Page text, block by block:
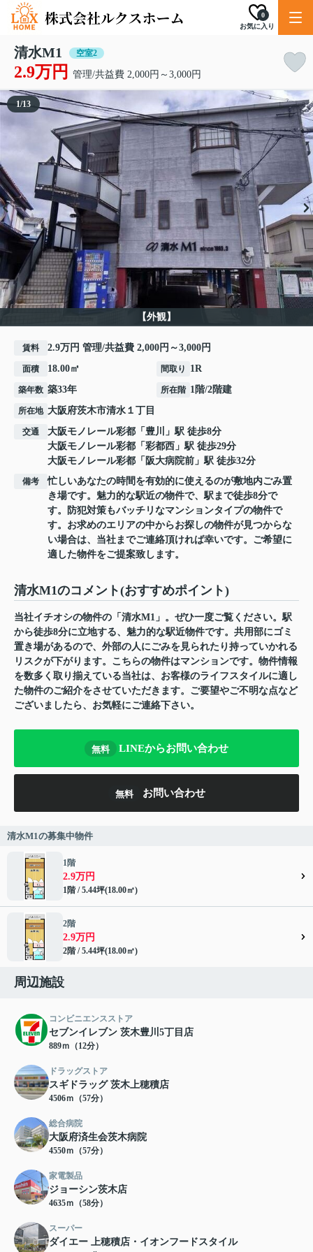
お気に入り
0
清水M1 空室2
2.9万円 管理/共益費 2,000円～3,000円
【外観】
1/13
賃料 2.9万円 管理/共益費 2,000円～3,000円
面積 18.00㎡ 間取り 1R
築年数 築33年 所在階 1階/2階建
所在地 大阪府茨木市清水 １丁目
交通 大阪モノレール彩都 「 豊川
」駅 徒歩8分
大阪モノレール彩都 「 彩都西 」駅 徒歩29分
大阪モノレール彩都 「 阪大病院前 」駅 徒歩32分
備考
忙しいあなたの時間を有効的に使えるのが敷地内ごみ置
き場です。魅力的な駅近の物件で、駅まで徒歩8分で
す。防犯対策もバッチリなマンションタイプの物件で
す。お求めのエリアの中からお探しの物件が見つからな
い場合は、当社までご連絡頂ければ幸いです。ご希望に
適した物件をご提案致します。
清水M1のコメント(おすすめポイント)
当社イチオシの物件の「清水M1」。ぜひ一度ご覧ください。駅
から徒歩8分に立地する、魅力的な駅近物件です。共用部にゴミ
置き場があるので、外部の人にごみを見られたり持っていかれる
リスクが下がります。こちらの物件はマンションです。物件情報
を数多く取り揃えている当社は、お客様のライフスタイルに適し
た物件のご紹介をさせていただきます。ご要望やご不明な点など
ございましたら、お気軽にご連絡下さい。
無料 LINEからお問い合わせ
無料 お問い合わせ
清水M1の募集中物件
1階
2.9万円
1階 / 5.44坪(18.00㎡)
2階
2.9万円
2階 / 5.44坪(18.00㎡)
周辺施設
コンビニエンスストア
セブンイレブン 茨木豊川5丁目店
889ｍ（12分）
ドラッグストア
スギドラッグ 茨木上穂積店
4506ｍ（57分）
総合病院
大阪府済生会茨木病院
4550ｍ（57分）
家電製品
ジョーシン茨木店
4635ｍ（58分）
スーパー
ダイエー 上穂積店・イオンフードスタイル